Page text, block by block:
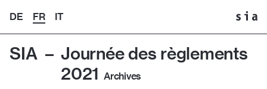
DE FR IT
SIA – Journée des règlements
Archives
2021